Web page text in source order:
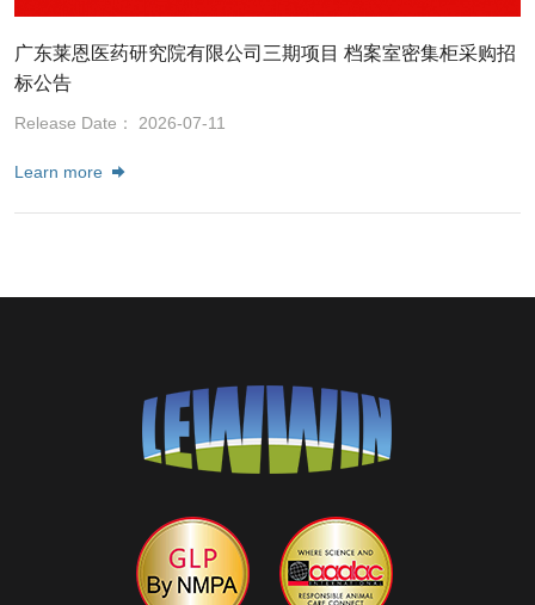
广东莱恩医药研究院有限公司三期项目 档案室密集柜采购招
标公告
Release Date： 2026-07-11
Learn more